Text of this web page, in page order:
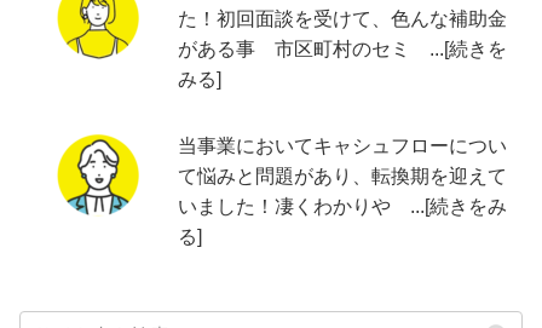
た！初回面談を受けて、色んな補助金
がある事 市区町村のセミ ...[続きを
みる]
当事業においてキャシュフローについ
て悩みと問題があり、転換期を迎えて
いました！凄くわかりや ...[続きをみ
る]